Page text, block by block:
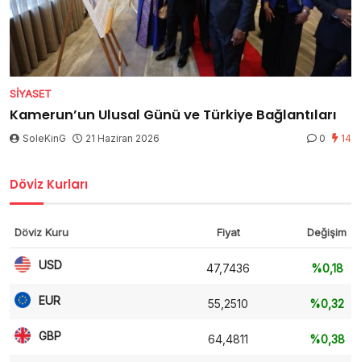
SIYASET
Kamerun’un Ulusal Günü ve Türkiye Bağlantıları
SoleKinG 21 Haziran 2026 0 14
Döviz Kurları
Döviz Kuru Fiyat Değişim
USD 47,7436 %0,18
EUR 55,2510 %0,32
GBP 64,4811 %0,38